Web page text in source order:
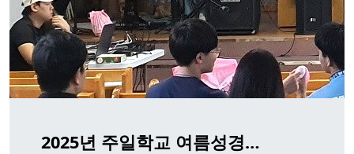
2025년 주일학교 여름성경…